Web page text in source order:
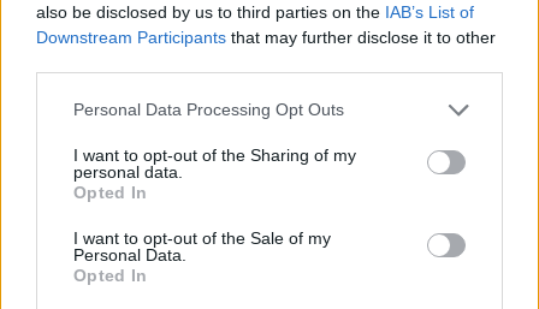
also be disclosed by us to third parties on the IAB’s List of
Downstream Participants that may further disclose it to other
Please note that this website/app uses one or more Google
not limited to your visit or usage behaviour. You may click to
grant or deny consent to Google and its third-party tags to
use your data for below specified purposes in below Google
consent section.
Personal Data Processing Opt Outs
I want to opt-out of the Sharing of my
personal data.
Opted In
I want to opt-out of the Sale of my
Personal Data.
Opted In